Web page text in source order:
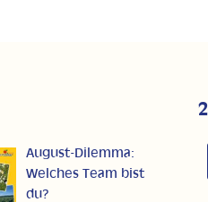
August-Dilemma:
Welches Team bist
du?